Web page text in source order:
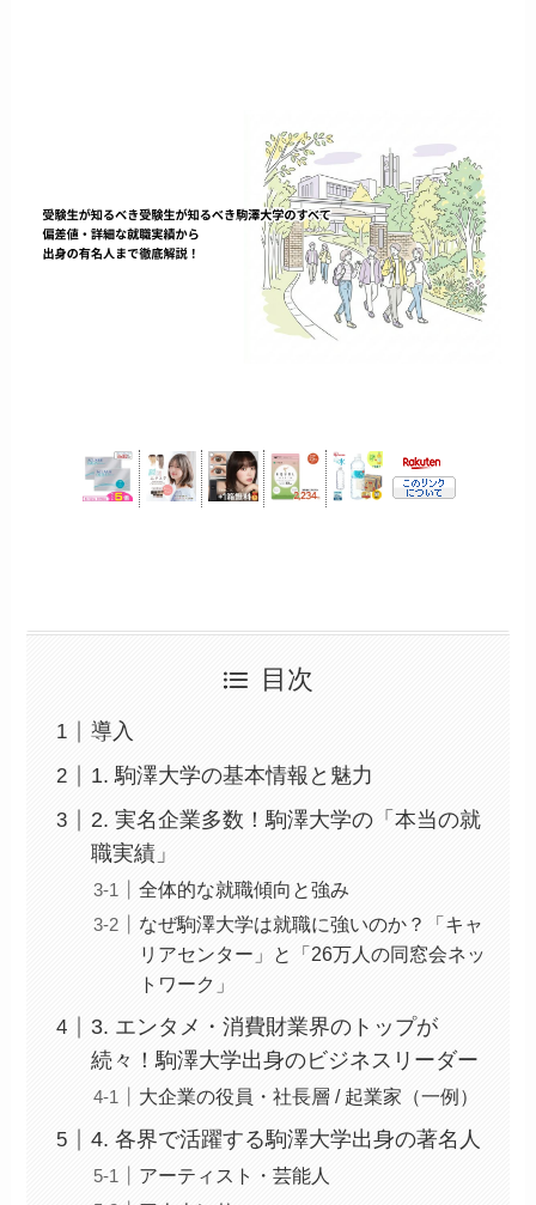
目次
導入
1. 駒澤大学の基本情報と魅力
2. 実名企業多数！駒澤大学の「本当の就
職実績」
全体的な就職傾向と強み
なぜ駒澤大学は就職に強いのか？「キャ
リアセンター」と「26万人の同窓会ネッ
トワーク」
3. エンタメ・消費財業界のトップが
続々！駒澤大学出身のビジネスリーダー
大企業の役員・社長層 / 起業家（一例）
4. 各界で活躍する駒澤大学出身の著名人
アーティスト・芸能人